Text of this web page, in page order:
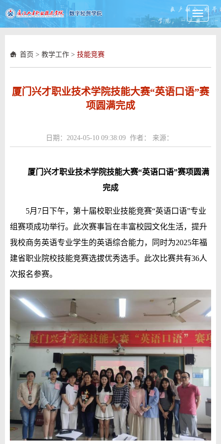
Toggle
首页 > 教学工作 > 技能竞赛
厦门兴才职业技术学院技能大赛“英语口语”赛
项圆满完成
日期：2024-05-10 09:38:09 作者： 来源：
厦门兴才职业技术学院技能大赛“英语口语”赛项圆满
完成
5月7日下午，第十届校职业技能竞赛“英语口语”专业
组赛项成功举行。
此次赛事旨在丰富校园文化生活，提升
我校商务英语专业学生的英语综合能力，同时为2025年福
建省职业院校技能竞赛选拔优秀选手。
此次比赛共有36人
次报名参赛。